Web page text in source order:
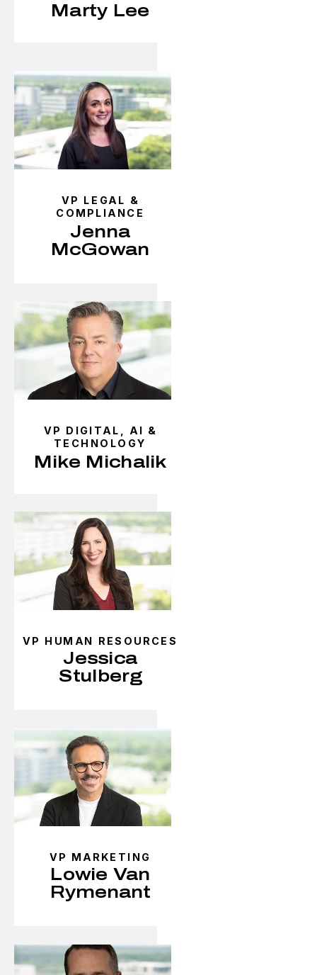
Marty Lee
VP LEGAL &
COMPLIANCE
Jenna
McGowan
VP DIGITAL, AI &
TECHNOLOGY
Mike Michalik
VP HUMAN RESOURCES
Jessica
Stulberg
VP MARKETING
Lowie Van
Rymenant